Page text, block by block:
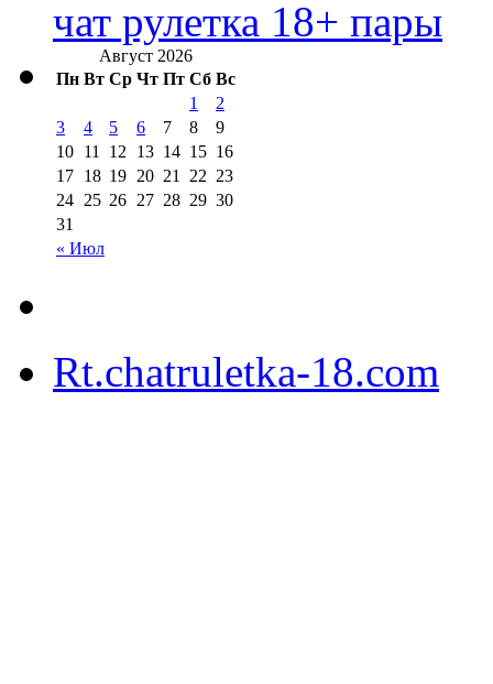
чат рулетка 18+ пары
Август 2026
Пн Вт Ср Чт Пт Сб Вс
« Июл
1
2
3
4 5 6 7 8
9
10 11 12 13 14 15 16
17 18 19 20 21 22 23
24 25 26 27 28 29 30
31
Rt.chatruletka-18.com